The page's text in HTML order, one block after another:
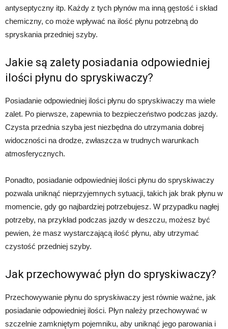
antyseptyczny itp. Każdy z tych płynów ma inną gęstość i skład
chemiczny, co może wpływać na ilość płynu potrzebną do
spryskania przedniej szyby.
Jakie są zalety posiadania odpowiedniej
ilości płynu do spryskiwaczy?
Posiadanie odpowiedniej ilości płynu do spryskiwaczy ma wiele
zalet. Po pierwsze, zapewnia to bezpieczeństwo podczas jazdy.
Czysta przednia szyba jest niezbędna do utrzymania dobrej
widoczności na drodze, zwłaszcza w trudnych warunkach
atmosferycznych.
Ponadto, posiadanie odpowiedniej ilości płynu do spryskiwaczy
pozwala uniknąć nieprzyjemnych sytuacji, takich jak brak płynu w
momencie, gdy go najbardziej potrzebujesz. W przypadku nagłej
potrzeby, na przykład podczas jazdy w deszczu, możesz być
pewien, że masz wystarczającą ilość płynu, aby utrzymać
czystość przedniej szyby.
Jak przechowywać płyn do spryskiwaczy?
Przechowywanie płynu do spryskiwaczy jest równie ważne, jak
posiadanie odpowiedniej ilości. Płyn należy przechowywać w
szczelnie zamkniętym pojemniku, aby uniknąć jego parowania i